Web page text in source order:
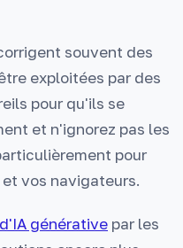
souvent des
exploitées par des
pour qu'ils se
et n'ignorez pas les
pour
vos navigateurs.
générative par les